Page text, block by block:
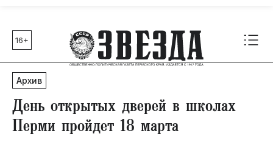
Главные темы
80 лет Победы
Молодежная столица РФ
СВО
Выборы в Пермском крае
Социальная поддержка
16+
Архив
День открытых дверей в школах
Перми пройдет 18 марта